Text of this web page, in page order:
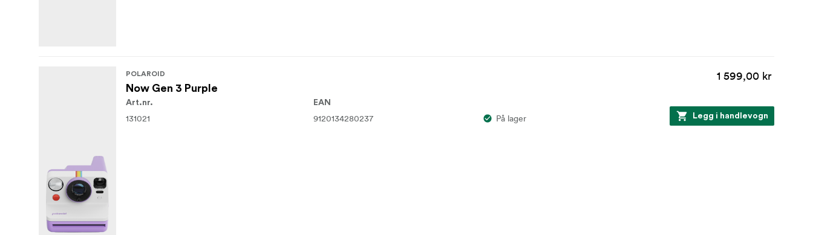
POLAROID
Now Gen 3 Purple
1 599,00 kr
Art.nr.
131021
EAN
9120134280237 På lager Legg i handlevogn